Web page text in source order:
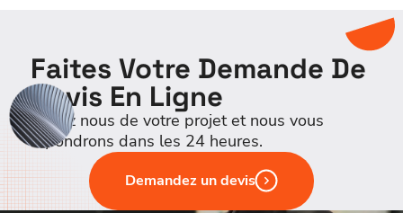
Faites Votre Demande De
Devis En Ligne
Parlez nous de votre projet et nous vous
répondrons dans les 24 heures.
Demandez un devis